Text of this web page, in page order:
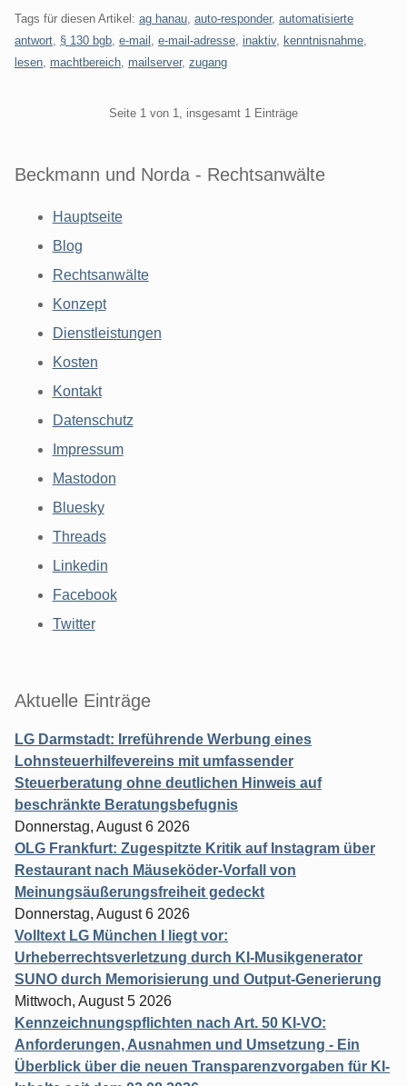
Tags für diesen Artikel: ag hanau auto-responder, automatisierte
antwort § 130 bgb e-mail e-mail-adresse inaktiv, kenntnisnahme
lesen machtbereich mailserver, zugang
Seite 1 von 1, insgesamt 1 Einträge
Beckmann und Norda - Rechtsanwälte
Hauptseite
Blog
Rechtsanwälte
Konzept
Dienstleistungen
Kosten
Kontakt
Datenschutz
Impressum
Mastodon
Bluesky
Threads
Linkedin
Facebook
Twitter
Aktuelle Einträge
LG Darmstadt: Irreführende Werbung eines
Lohnsteuerhilfevereins mit umfassender
Steuerberatung ohne deutlichen Hinweis auf
beschränkte Beratungsbefugnis
Donnerstag, August 6 2026
OLG Frankfurt: Zugespitzte Kritik auf Instagram über
Restaurant nach Mäuseköder-Vorfall von
Meinungsäußerungsfreiheit gedeckt
Donnerstag, August 6 2026
Volltext LG München I liegt vor:
Urheberrechtsverletzung durch KI-Musikgenerator
SUNO durch Memorisierung und Output-Generierung
Mittwoch, August 5 2026
Kennzeichnungspflichten nach Art. 50 KI-VO:
Anforderungen, Ausnahmen und Umsetzung - Ein
Überblick über die neuen Transparenzvorgaben für KI-